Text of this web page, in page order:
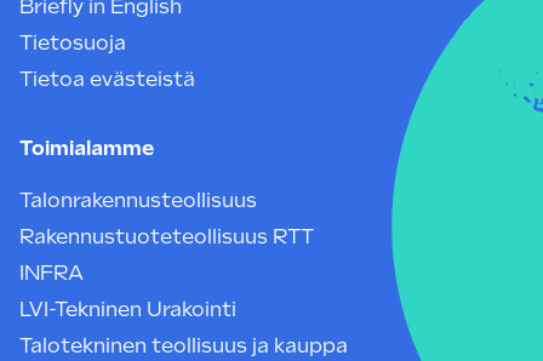
Briefly in English
Tietosuoja
Tietoa evästeistä
Toimialamme
Talonrakennusteollisuus
Rakennustuoteteollisuus RTT
INFRA
LVI-Tekninen Urakointi
Talotekninen teollisuus ja kauppa